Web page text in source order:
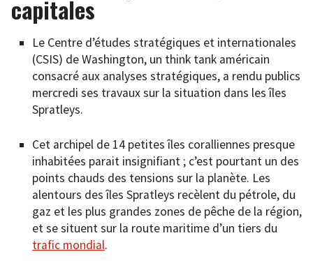
capitales
Le Centre d’études stratégiques et internationales
(CSIS) de Washington, un think tank américain
consacré aux analyses stratégiques, a rendu publics
mercredi ses travaux sur la situation dans les îles
Spratleys.
Cet archipel de 14 petites îles coralliennes presque
inhabitées parait insignifiant ; c’est pourtant un des
points chauds des tensions sur la planète. Les
alentours des îles Spratleys recèlent du pétrole, du
gaz et les plus grandes zones de pêche de la région,
et se situent sur la route maritime d’un tiers du
trafic mondial.